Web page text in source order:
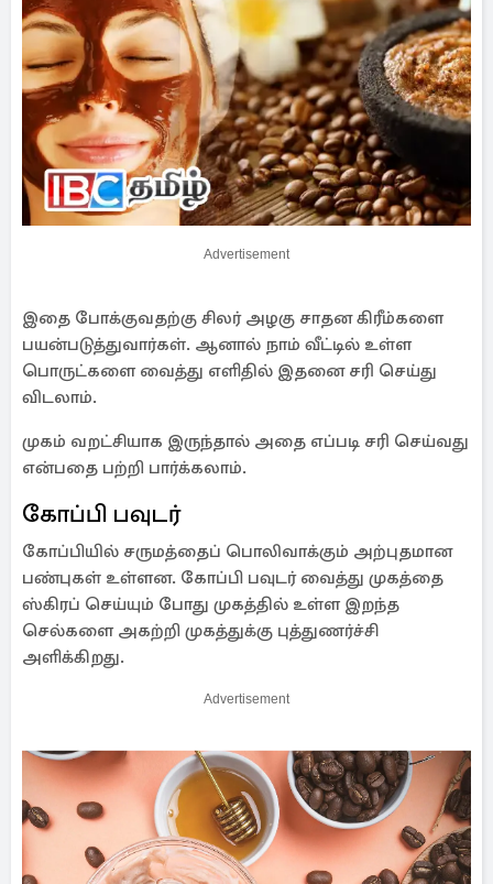
Advertisement
இதை போக்குவதற்கு சிலர் அழகு சாதன கிரீம்களை
பயன்படுத்துவார்கள். ஆனால் நாம் வீட்டில் உள்ள
பொருட்களை வைத்து எளிதில் இதனை சரி செய்து
விடலாம்.
முகம் வறட்சியாக இருந்தால் அதை எப்படி சரி செய்வது
என்பதை பற்றி பார்க்கலாம்.
கோப்பி பவுடர்
கோப்பியில் சருமத்தைப் பொலிவாக்கும் அற்புதமான
பண்புகள் உள்ளன. கோப்பி பவுடர் வைத்து முகத்தை
ஸ்கிரப் செய்யும் போது முகத்தில் உள்ள இறந்த
செல்களை அகற்றி முகத்துக்கு புத்துணர்ச்சி
அளிக்கிறது.
Advertisement